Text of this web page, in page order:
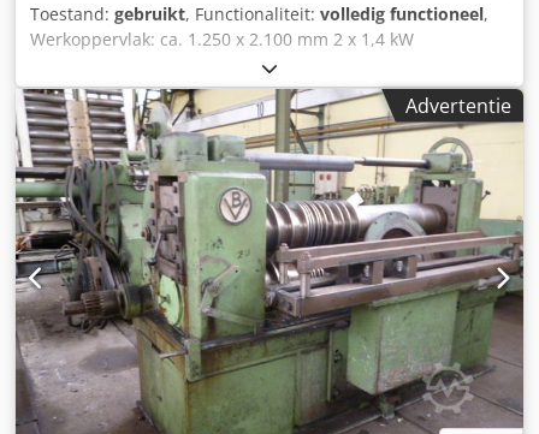
Toestand: gebruikt, Functionaliteit: volledig functioneel,
Werkoppervlak: ca. 1.250 x 2.100 mm 2 x 1,4 kW
onbalansmotoren op nieuw, stabiel stalen frame Dcedpfx
Apozgv E Tecsk
Advertentie